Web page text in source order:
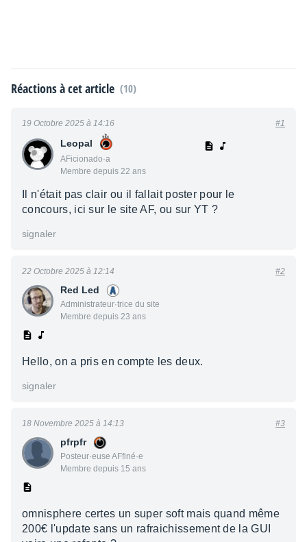
Réactions à cet article (10)
Leopal
AFicionado·a
Membre depuis 22 ans
19 Octobre 2025 à 14:16 #1
Il n'était pas clair ou il fallait poster pour le
concours, ici sur le site AF, ou sur YT ?
signaler
Red Led
Administrateur·trice du site
Membre depuis 23 ans
22 Octobre 2025 à 12:14 #2
Hello, on a pris en compte les deux.
signaler
pfrpfr
Posteur·euse AFfiné·e
Membre depuis 15 ans
18 Novembre 2025 à 14:13 #3
omnisphere certes un super soft mais quand même
200€ l'update sans un rafraichissement de la GUI